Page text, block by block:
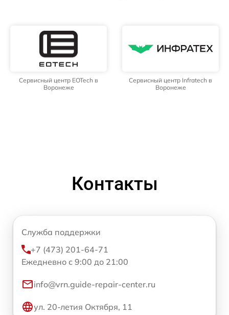
Сервисный центр EOTech в
Воронеже
Сервисный центр Infratech в
Воронеже
Контакты
Служба поддержки
+7 (473) 201-64-71
Ежедневно с 9:00 до 21:00
info@vrn.guide-repair-center.ru
ул. 20-летия Октября, 11